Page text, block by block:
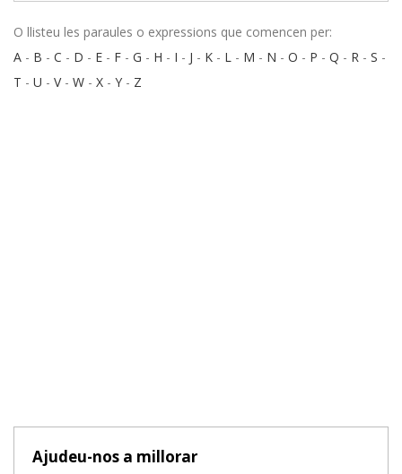
O llisteu les paraules o expressions que comencen per:
A - B - C - D - E - F - G - H - I - J - K - L - M - N - O - P - Q - R - S -
T - U - V- W - X - Y - Z
Ajudeu-nos a millorar